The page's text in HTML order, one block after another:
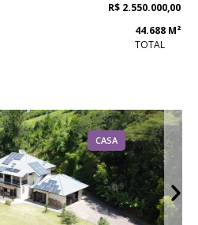
R$ 2.550.000,00
44.688 M²
TOTAL
CASA